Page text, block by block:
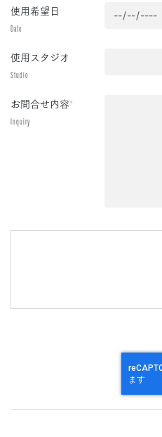
使用希望日
Date
使用スタジオ
Studio
お問合せ内容*
Inquiry